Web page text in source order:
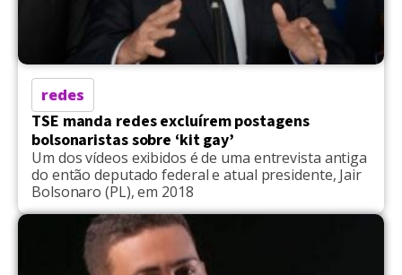
redes
TSE manda redes excluírem postagens
bolsonaristas sobre ‘kit gay’
Um dos vídeos exibidos é de uma entrevista antiga
do então deputado federal e atual presidente, Jair
Bolsonaro (PL), em 2018